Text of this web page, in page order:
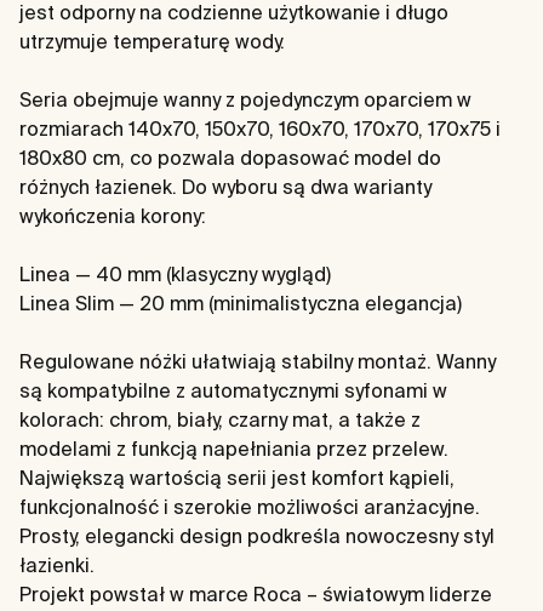
jest odporny na codzienne użytkowanie i długo
utrzymuje temperaturę wody.
Seria obejmuje wanny z pojedynczym oparciem w
rozmiarach 140x70, 150x70, 160x70, 170x70, 170x75 i
180x80 cm, co pozwala dopasować model do
różnych łazienek. Do wyboru są dwa warianty
wykończenia korony:
Linea — 40 mm (klasyczny wygląd)
Linea Slim — 20 mm (minimalistyczna elegancja)
Regulowane nóżki ułatwiają stabilny montaż. Wanny
są kompatybilne z automatycznymi syfonami w
kolorach: chrom, biały, czarny mat, a także z
modelami z funkcją napełniania przez przelew.
Największą wartością serii jest komfort kąpieli,
funkcjonalność i szerokie możliwości aranżacyjne.
Prosty, elegancki design podkreśla nowoczesny styl
łazienki.
Projekt powstał w marce Roca – światowym liderze